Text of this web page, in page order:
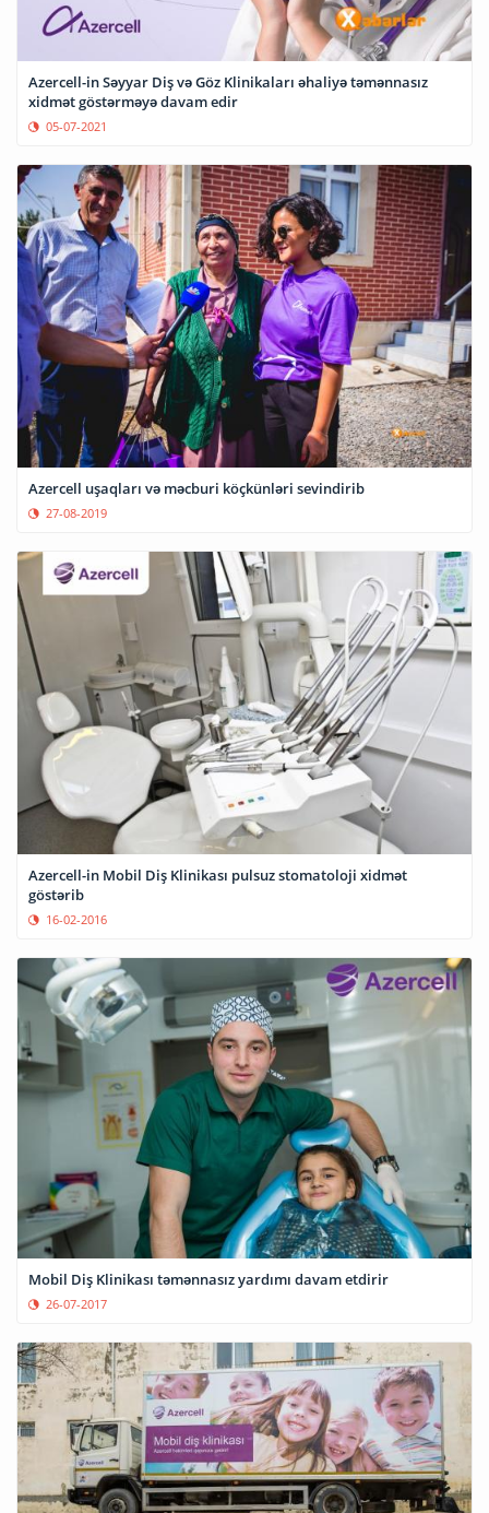
Azercell-in Səyyar Diş və Göz Klinikaları əhaliyə təmənnasız
xidmət göstərməyə davam edir
05-07-2021
Azercell uşaqları və məcburi köçkünləri sevindirib
27-08-2019
Azercell-in Mobil Diş Klinikası pulsuz stomatoloji xidmət
göstərib
16-02-2016
Mobil Diş Klinikası təmənnasız yardımı davam etdirir
26-07-2017